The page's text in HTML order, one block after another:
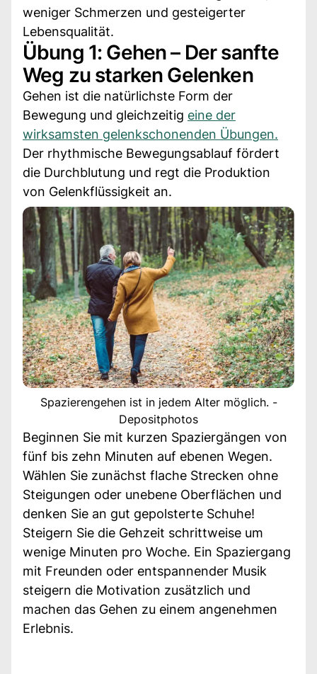
weniger Schmerzen und gesteigerter
Lebensqualität.
Übung 1: Gehen – Der sanfte
Weg zu starken Gelenken
Gehen ist die natürlichste Form der
Bewegung und gleichzeitig eine der
wirksamsten gelenkschonenden Übungen.
Der rhythmische Bewegungsablauf fördert
die Durchblutung und regt die Produktion
von Gelenkflüssigkeit an.
Spazierengehen ist in jedem Alter möglich. -
Depositphotos
Beginnen Sie mit kurzen Spaziergängen von
fünf bis zehn Minuten auf ebenen Wegen.
Wählen Sie zunächst flache Strecken ohne
Steigungen oder unebene Oberflächen und
denken Sie an gut gepolsterte Schuhe!
Steigern Sie die Gehzeit schrittweise um
wenige Minuten pro Woche. Ein Spaziergang
mit Freunden oder entspannender Musik
steigern die Motivation zusätzlich und
machen das Gehen zu einem angenehmen
Erlebnis.